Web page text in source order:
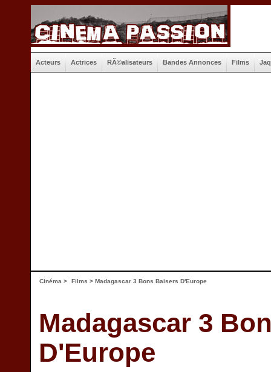
Acteurs Actrices RÃ©alisateurs Bandes Annonces Films
Cinéma > Films > Madagascar 3 Bons Baisers D'Europe
Madagascar 3
D'Europe